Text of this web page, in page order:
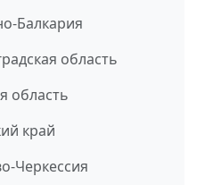
Балкария
область
область
край
Черкессия